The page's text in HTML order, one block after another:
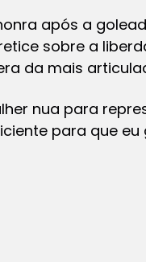
após a
sobre a
da mais
nua para
para que